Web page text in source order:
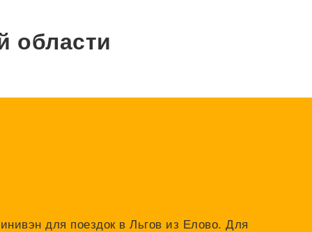
области
для поездок в Льгов из Елово. Для